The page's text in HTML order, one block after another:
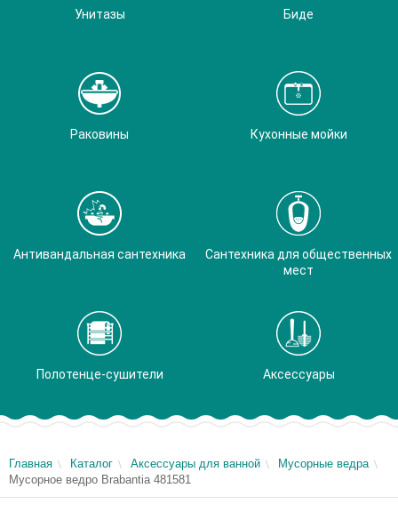
Унитазы Биде
Раковины Кухонные мойки
Антивандальная сантехника
Сантехника для общественных
мест
Полотенце-сушители Аксессуары
Главная Каталог Аксессуары для ванной
Мусорные ведра
Мусорное ведро Brabantia 481581